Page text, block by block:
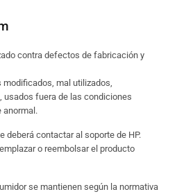
contra defectos de fabricación y
mal utilizados,
fuera de las condiciones
anormal.
deberá contactar al soporte de HP.
o reembolsar el producto
se mantienen según la normativa